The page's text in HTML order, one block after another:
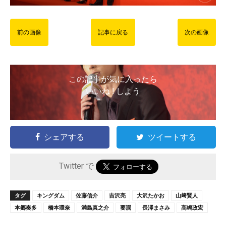
前の画像 記事に戻る 次の画像
この記事が気に入ったら
いいね ! しよう
シェアする ツイートする
Twitter で
タグ キングダム 佐藤信介 吉沢亮 大沢たかお
山﨑賢人
本郷奏多
橋本環奈 満島真之介 要潤 長澤まさみ 髙嶋政宏